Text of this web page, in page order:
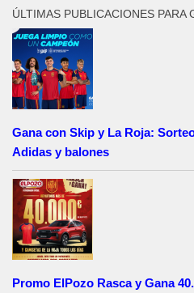
ÚLTIMAS PUBLICACIONES PARA
Gana con Skip y La Roja:
Adidas y balones
Promo ElPozo Rasca y Gana